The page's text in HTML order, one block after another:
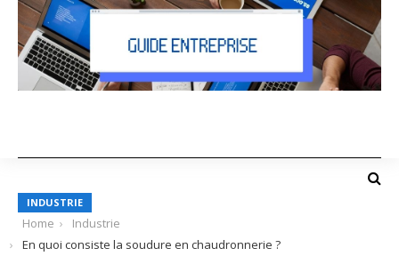
INDUSTRIE
Home
Industrie
En quoi consiste la soudure en chaudronnerie ?